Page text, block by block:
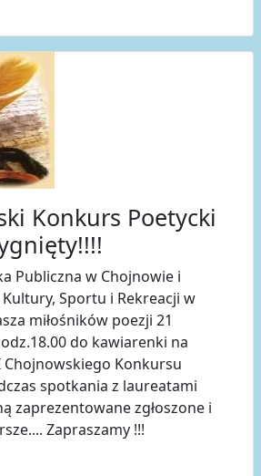
Konkurs Poetycki
Publiczna w Chojnowie i
Sportu i Rekreacji w
miłośników poezji 21
do kawiarenki na
Konkursu
spotkania z laureatami
zaprezentowane zgłoszone i
Zapraszamy !!!